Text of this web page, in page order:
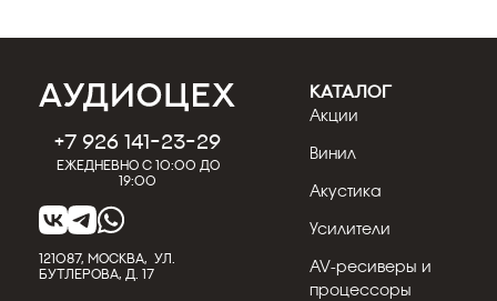
+7 926 141-23-29
Ежедневно с 10:00 до
19:00
121087, МОСКВА, УЛ.
БУТЛЕРОВА, Д. 17
КАТАЛОГ
Акции
Винил
Акустика
Усилители
AV-ресиверы и
процессоры